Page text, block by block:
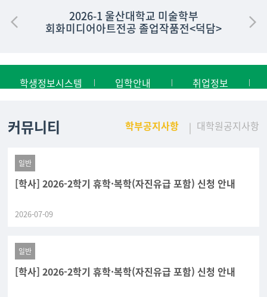
2026-1 울산대학교 미술학부
회화미디어아트전공 졸업작품전<덕담>
학생정보시스템 입학안내 취업정보
커뮤니티 학부공지사항 대학원공지사항
일반
[학사] 2026-2학기 휴학·복학(자진유급 포함) 신청 안내
2026-07-09
일반
[학사] 2026-2학기 휴학·복학(자진유급 포함) 신청 안내